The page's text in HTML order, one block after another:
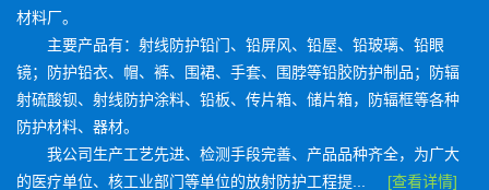
材料厂。
主要产品有：射线防护铅门、铅屏风、铅屋、铅玻璃、铅眼
镜；防护铅衣、帽、裤、围裙、手套、围脖等铅胶防护制品；防辐
射硫酸钡、射线防护涂料、铅板、传片箱、储片箱，防辐框等各种
防护材料、器材。
我公司生产工艺先进、检测手段完善、产品品种齐全，为广大
的医疗单位、核工业部门等单位的放射防护工程提... [查看详情]